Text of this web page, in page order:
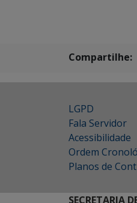
Compartilhe:
LGPD
Fala Servidor
Acessibilidade
Ordem
Planos de
SECRETARIA